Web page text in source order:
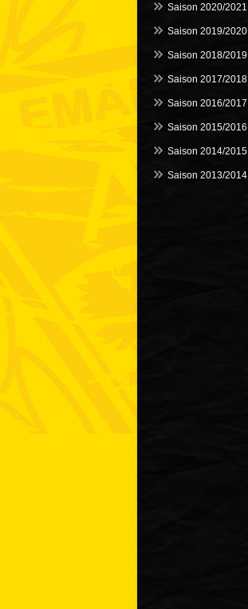
Saison 2020/2021
Saison 2019/2020
Saison 2018/2019
Saison 2017/2018
Saison 2016/2017
Saison 2015/2016
Saison 2014/2015
Saison 2013/2014